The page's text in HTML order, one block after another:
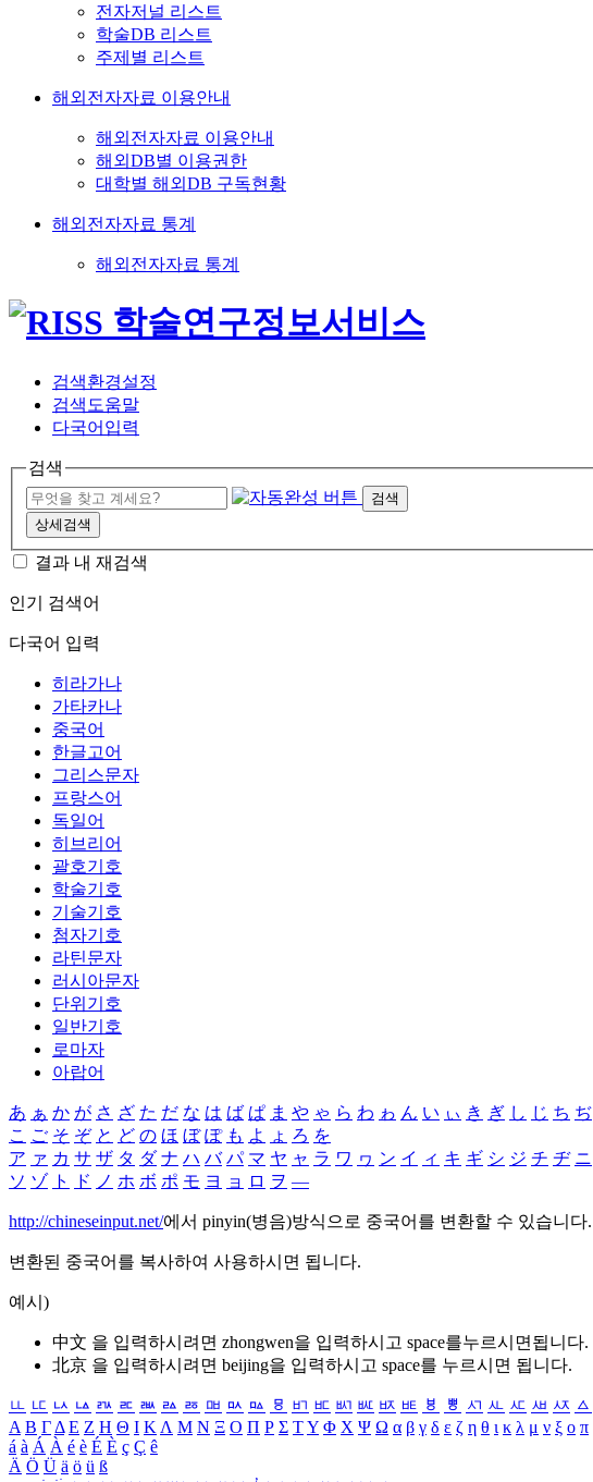
전자저널 리스트
학술DB 리스트
주제별 리스트
해외전자자료 이용안내
해외전자자료 이용안내
해외DB별 이용권한
대학별 해외DB 구독현황
해외전자자료 통계
해외전자자료 통계
검색환경설정
검색도움말
다국어입력
검색
검색
상세검색
결과 내 재검색
인기 검색어
다국어 입력
히라가나
가타카나
중국어
한글고어
그리스문자
프랑스어
독일어
히브리어
괄호기호
학술기호
기술기호
첨자기호
라틴문자
러시아문자
단위기호
일반기호
로마자
아랍어
あ ぁ か が さ ざ た だ な は ば ぱ ま や ゃ ら わ ゎ ん い ぃ き ぎ し じ ち ぢ
こ ご そ ぞ と ど の ほ ぼ ぽ も よ ょ ろ を
ア ァ カ サ ザ タ ダ ナ ハ バ パ マ ヤ ャ ラ ワ ヮ ン イ ィ キ ギ シ ジ チ ヂ ニ
ソ ゾ ト ド ノ ホ ボ ポ モ ヨ ョ ロ ヲ ―
http://chineseinput.net/에서 pinyin(병음)방식으로 중국어를 변환할 수 있습니다.
변환된 중국어를 복사하여 사용하시면 됩니다.
예시)
中文 을 입력하시려면 zhongwen을 입력하시고 space를누르시면됩니다.
北京 을 입력하시려면 beijing을 입력하시고 space를 누르시면 됩니다.
ㅥ ㅦ ㅧ ㅨ ㅩ ㅪ ㅫ ㅬ ㅭ ㅮ ㅯ ㅰ ㅱ ㅲ ㅳ ㅴ ㅵ ㅶ ㅷ ㅸ ㅹ ㅺ ㅻ ㅼ ㅽ ㅾ ㅿ
Α Β ΓΔ Ε Ζ Η Θ Ι ΚΛ Μ Ν Ξ Ο Π Ρ Σ ΤΥ Φ Χ Ψ Ω α β γ δ ε ζ η θ ι κ λ μ ν ξ ο π
á à Á À é è É È ç Ç ê
Ä Ö Ü ä ö ü ß